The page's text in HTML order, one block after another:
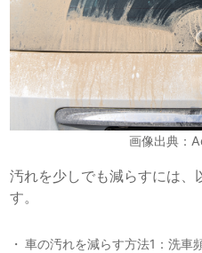
画像出典：
汚れを少しでも減らすには、
す。
車の汚れを減らす方法1：洗車